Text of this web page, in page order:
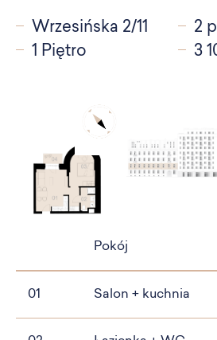
Wrzesińska 2/11
2
1 Piętro
3
Pokój
01 Salon + kuchnia